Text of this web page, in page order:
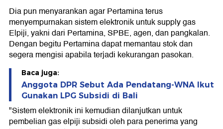
Dia pun menyarankan agar Pertamina terus
menyempurnakan sistem elektronik untuk supply gas
Elpiji, yakni dari Pertamina, SPBE, agen, dan pangkalan.
Dengan begitu Pertamina dapat memantau stok dan
segera mengisi apabila terjadi kekurangan pasokan.
Baca juga:
Anggota DPR Sebut Ada Pendatang-WNA Ikut
Gunakan LPG Subsidi di Bali
"Sistem elektronik ini kemudian dilanjutkan untuk
pembelian gas elpiji subsidi oleh para penerima yang